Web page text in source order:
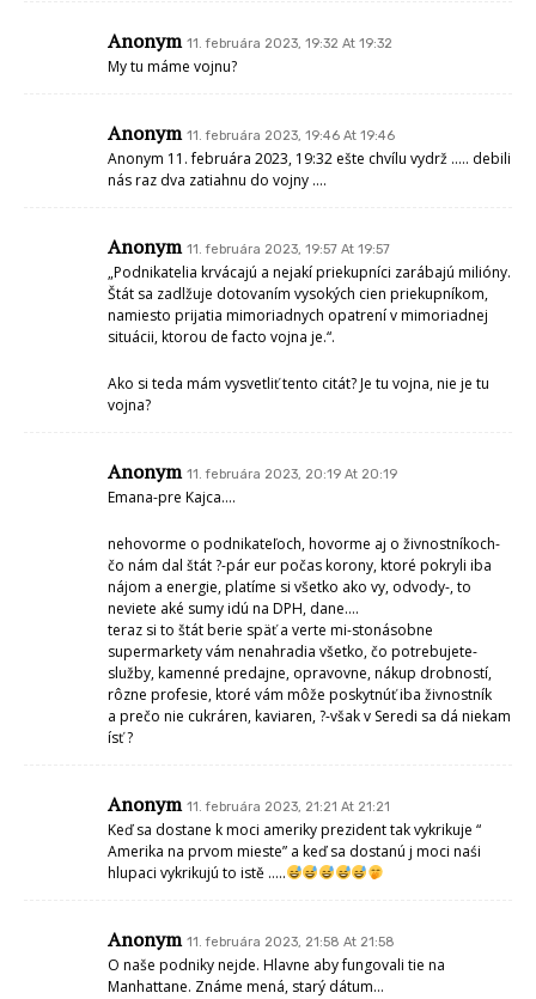
Anonym 11. februára 2023, 19:32 At 19:32
My tu máme vojnu?
Anonym 11. februára 2023, 19:46 At 19:46
Anonym 11. februára 2023, 19:32 ešte chvílu vydrž ….. debili
nás raz dva zatiahnu do vojny ….
Anonym 11. februára 2023, 19:57 At 19:57
„Podnikatelia krvácajú a nejakí priekupníci zarábajú milióny.
Štát sa zadlžuje dotovaním vysokých cien priekupníkom,
namiesto prijatia mimoriadnych opatrení v mimoriadnej
situácii, ktorou de facto vojna je.“.
Ako si teda mám vysvetliť tento citát? Je tu vojna, nie je tu
vojna?
Anonym 11. februára 2023, 20:19 At 20:19
Emana-pre Kajca….
nehovorme o podnikateľoch, hovorme aj o živnostníkoch-
čo nám dal štát ?-pár eur počas korony, ktoré pokryli iba
nájom a energie, platíme si všetko ako vy, odvody-, to
neviete aké sumy idú na DPH, dane….
teraz si to štát berie späť a verte mi-stonásobne
supermarkety vám nenahradia všetko, čo potrebujete-
služby, kamenné predajne, opravovne, nákup drobností,
rôzne profesie, ktoré vám môže poskytnúť iba živnostník
a prečo nie cukráren, kaviaren, ?-však v Seredi sa dá niekam
ísť ?
Anonym 11. februára 2023, 21:21 At 21:21
Keď sa dostane k moci ameriky prezident tak vykrikuje “
Amerika na prvom mieste” a keď sa dostanú j moci naśi
hlupaci vykrikujú to istě …..
Anonym 11. februára 2023, 21:58 At 21:58
O naše podniky nejde. Hlavne aby fungovali tie na
Manhattane. Známe mená, starý dátum…